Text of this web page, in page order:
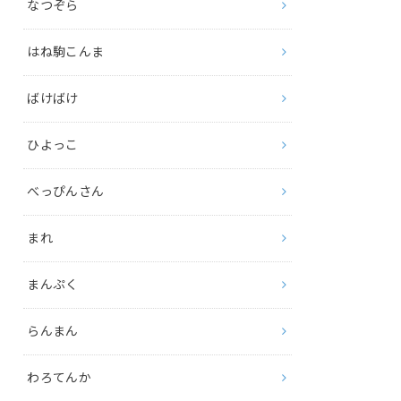
なつぞら
はね駒こんま
ばけばけ
ひよっこ
べっぴんさん
まれ
まんぷく
らんまん
わろてんか